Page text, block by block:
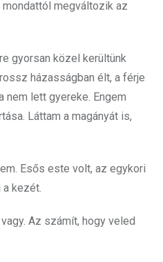
mondattól megváltozik az
gyorsan közel kerültünk
házasságban élt, a férje
nem lett gyereke. Engem
Láttam a magányát is,
Esős este volt, az egykori
a kezét.
Az számít, hogy veled